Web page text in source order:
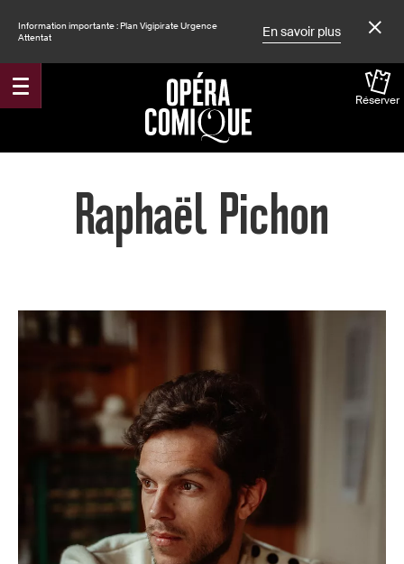
Information importante : Plan Vigipirate Urgence
Attentat
En savoir plus
Réserver
Accueil
Raphaël Pichon